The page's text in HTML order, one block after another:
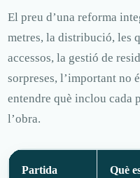
El preu d’una reforma
metres, la distribució, les
accessos, la gestió de
sorpreses, l’important no
entendre què inclou cada
l’obra.
Partida Què